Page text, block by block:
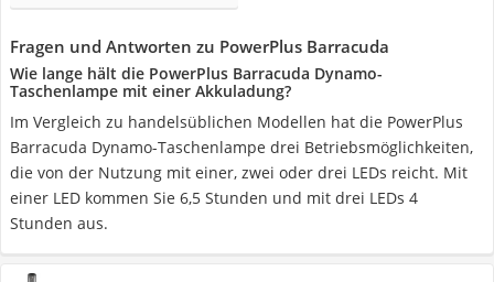
Fragen und Antworten zu PowerPlus Barracuda
Wie lange hält die PowerPlus Barracuda Dynamo-
Taschenlampe mit einer Akkuladung?
Im Vergleich zu handelsüblichen Modellen hat die PowerPlus
Barracuda Dynamo-Taschenlampe drei Betriebsmöglichkeiten,
die von der Nutzung mit einer, zwei oder drei LEDs reicht. Mit
einer LED kommen Sie 6,5 Stunden und mit drei LEDs 4
Stunden aus.